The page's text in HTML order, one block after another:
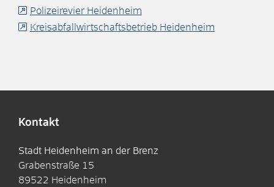
Polizeirevier Heidenheim
Kreisabfallwirtschaftsbetrieb Heidenheim
Kontakt
Stadt Heidenheim an der Brenz
Grabenstraße 15
89522 Heidenheim